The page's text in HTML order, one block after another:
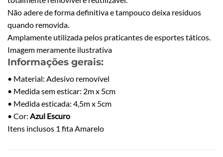
Não adere de forma definitiva e tampouco deixa resíduos
quando removida.
Amplamente utilizada pelos praticantes de esportes táticos.
Imagem meramente ilustrativa
Informações gerais:
• Material: Adesivo removível
• Medida sem esticar: 2m x 5cm
• Medida esticada: 4,5m x 5cm
• Cor: Azul Escuro
Itens inclusos 1 fita Amarelo